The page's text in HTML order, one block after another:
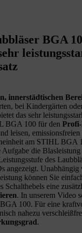
BGA
innerstädtischen
bei Kindergärten
das sehr
BGA 100 für den
leisen,
am STIHL BGA
die Blasleistung
des
angezeigt. Unabhängig
können Sie
Schalthebels eine
. In unserem Video
100. Für eine
nahezu
.